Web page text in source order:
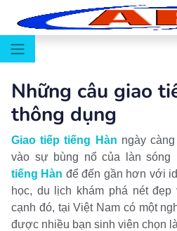
Những câu giao
thông dụng
Giao tiếp tiếng Hàn ngày
vào sự bùng nổ của làn sóng
tiếng Hàn để đến gần hơn với
học, du lịch khám phá nét đẹp
cạnh đó, tại Việt Nam có một
được nhiều bạn sinh viên chọn